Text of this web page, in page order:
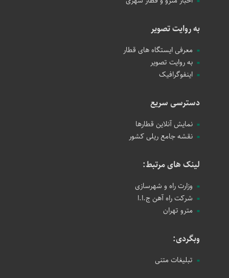
به روایت تصویر
معرفی ایستگاه های قطار
به روایت تصویر
اینفوگرافیک
دسترسی سریع
نمایش آنلاین قطارها
نقشه جامع ریلی کشور
لینک های مرتبط:
وزارت راه و شهرسازی
شرکت راه آهن ج.ا.ا
مترو تهران
وبگردی:
تبلیغات متنی